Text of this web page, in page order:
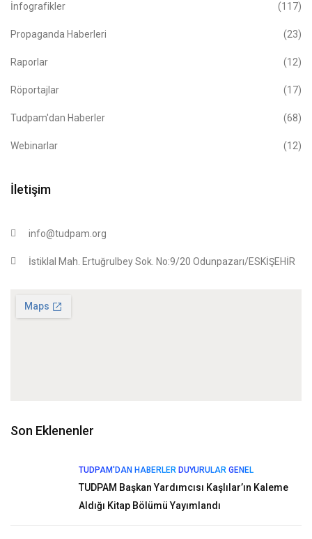
İnfografikler (117)
Propaganda Haberleri (23)
Raporlar (12)
Röportajlar (17)
Tudpam'dan Haberler (68)
Webinarlar (12)
İletişim
info@tudpam.org
İstiklal Mah. Ertuğrulbey Sok. No:9/20 Odunpazarı/ESKİŞEHİR
Son Eklenenler
TUDPAM'DAN HABERLER DUYURULAR GENEL
TUDPAM Başkan Yardımcısı Kaşlılar’ın Kaleme
Aldığı Kitap Bölümü Yayımlandı